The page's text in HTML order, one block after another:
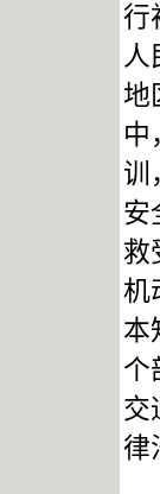
行
人
地
中
训
安
救
机
本
个
交
律